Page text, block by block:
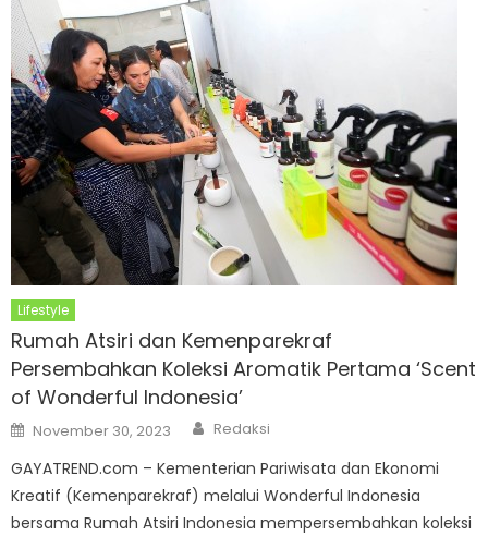
Lifestyle
Rumah Atsiri dan Kemenparekraf
Persembahkan Koleksi Aromatik Pertama ‘Scent
of Wonderful Indonesia’
Posted
on
November 30, 2023 Author
Redaksi
GAYATREND.com – Kementerian Pariwisata dan Ekonomi
Kreatif (Kemenparekraf) melalui Wonderful Indonesia
bersama Rumah Atsiri Indonesia mempersembahkan koleksi